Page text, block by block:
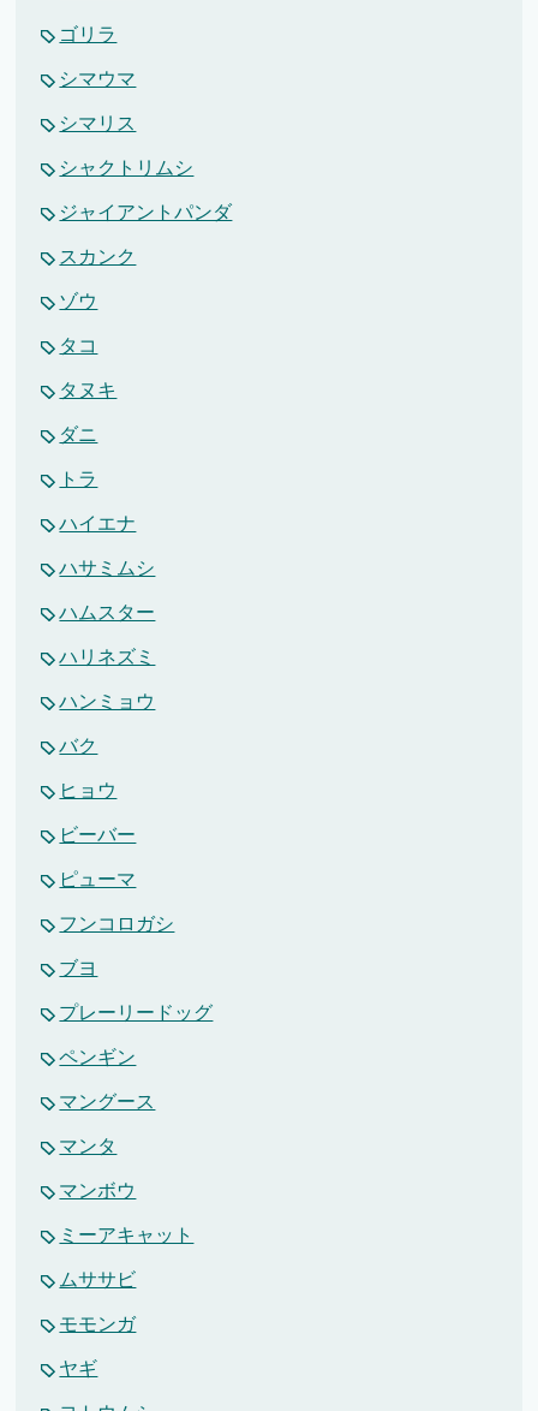
ゴリラ
シマウマ
シマリス
シャクトリムシ
ジャイアントパンダ
スカンク
ゾウ
タコ
タヌキ
ダニ
トラ
ハイエナ
ハサミムシ
ハムスター
ハリネズミ
ハンミョウ
バク
ヒョウ
ビーバー
ピューマ
フンコロガシ
ブヨ
プレーリードッグ
ペンギン
マングース
マンタ
マンボウ
ミーアキャット
ムササビ
モモンガ
ヤギ